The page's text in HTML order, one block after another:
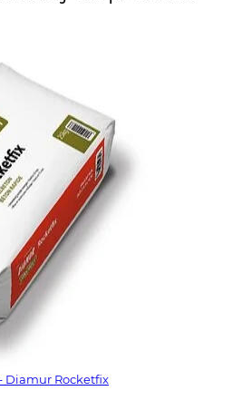
Diamur Rocketfix